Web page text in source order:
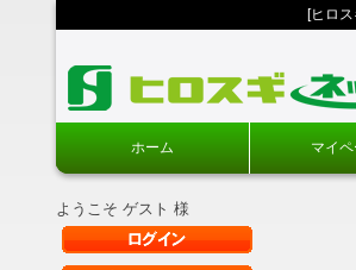
[ヒロ
ホーム マイ
ようこそ ゲスト 様